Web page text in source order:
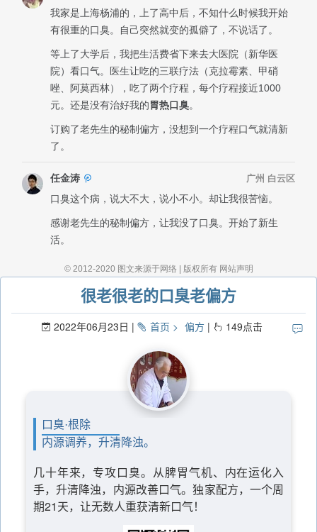
很老很老的口臭老偏方
2022年06月23日 首页 偏方 149点击
口臭·根除
内源调养，升清降浊。
几十年来，专攻口臭。从脾胃气机、内在运化入
手，升清降浊，内源改善口气。独家配方，一个周
期21天，让无数人重获清新口气！